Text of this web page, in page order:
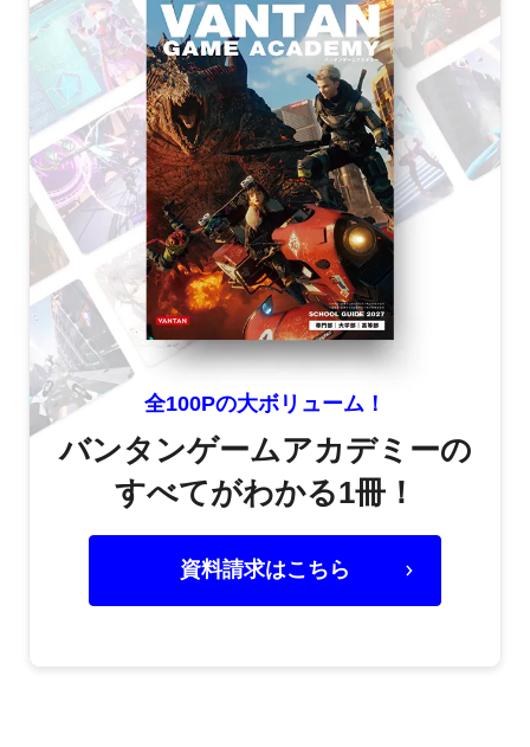
全100Pの大ボリューム！
バンタンゲームアカデミーの
すべてがわかる1冊！
資料請求はこちら